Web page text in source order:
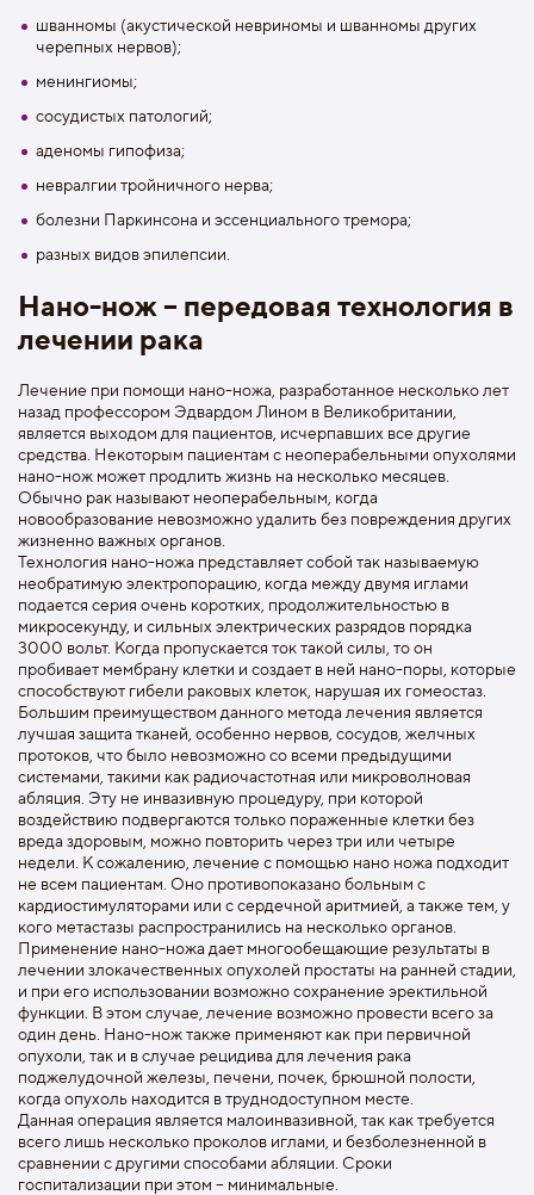
шванномы (акустической невриномы и шванномы других
черепных нервов);
менингиомы;
сосудистых патологий;
аденомы гипофиза;
невралгии тройничного нерва;
болезни Паркинсона и эссенциального тремора;
разных видов эпилепсии.
Нано-нож – передовая технология в
лечении рака
Лечение при помощи нано-ножа, разработанное несколько лет
назад профессором Эдвардом Лином в Великобритании,
является выходом для пациентов, исчерпавших все другие
средства. Некоторым пациентам с неоперабельными опухолями
нано-нож может продлить жизнь на несколько месяцев.
Обычно рак называют неоперабельным, когда
новообразование невозможно удалить без повреждения других
жизненно важных органов.
Технология нано-ножа представляет собой так называемую
необратимую электропорацию, когда между двумя иглами
подается серия очень коротких, продолжительностью в
микросекунду, и сильных электрических разрядов порядка
3000 вольт. Когда пропускается ток такой силы, то он
пробивает мембрану клетки и создает в ней нано-поры, которые
способствуют гибели раковых клеток, нарушая их гомеостаз.
Большим преимуществом данного метода лечения является
лучшая защита тканей, особенно нервов, сосудов, желчных
протоков, что было невозможно со всеми предыдущими
системами, такими как радиочастотная или микроволновая
абляция. Эту не инвазивную процедуру, при которой
воздействию подвергаются только пораженные клетки без
вреда здоровым, можно повторить через три или четыре
недели. К сожалению, лечение с помощью нано ножа подходит
не всем пациентам. Оно противопоказано больным с
кардиостимуляторами или с сердечной аритмией, а также тем, у
кого метастазы распространились на несколько органов.
Применение нано-ножа дает многообещающие результаты в
лечении злокачественных опухолей простаты на ранней стадии,
и при его использовании возможно сохранение эректильной
функции. В этом случае, лечение возможно провести всего за
один день. Нано-нож также применяют как при первичной
опухоли, так и в случае рецидива для лечения рака
поджелудочной железы, печени, почек, брюшной полости,
когда опухоль находится в труднодоступном месте.
Данная операция является малоинвазивной, так как требуется
всего лишь несколько проколов иглами, и безболезненной в
сравнении с другими способами абляции. Сроки
госпитализации при этом – минимальные.